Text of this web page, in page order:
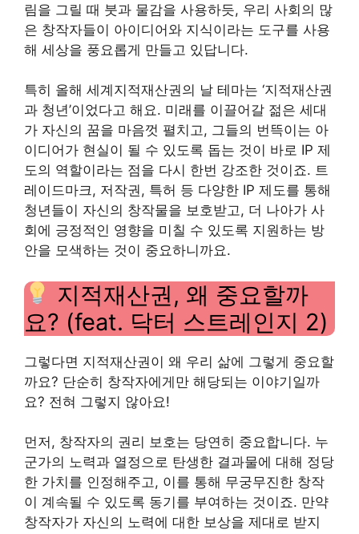
림을 그릴 때 붓과 물감을 사용하듯, 우리 사회의 많
은 창작자들이 아이디어와 지식이라는 도구를 사용
해 세상을 풍요롭게 만들고 있답니다.
특히 올해 세계지적재산권의 날 테마는 ‘지적재산권
과 청년’이었다고 해요. 미래를 이끌어갈 젊은 세대
가 자신의 꿈을 마음껏 펼치고, 그들의 번뜩이는 아
이디어가 현실이 될 수 있도록 돕는 것이 바로 IP 제
도의 역할이라는 점을 다시 한번 강조한 것이죠. 트
레이드마크, 저작권, 특허 등 다양한 IP 제도를 통해
청년들이 자신의 창작물을 보호받고, 더 나아가 사
회에 긍정적인 영향을 미칠 수 있도록 지원하는 방
안을 모색하는 것이 중요하니까요.
지적재산권, 왜 중요할까
요? (feat. 닥터 스트레인지 2)
그렇다면 지적재산권이 왜 우리 삶에 그렇게 중요할
까요? 단순히 창작자에게만 해당되는 이야기일까
요? 전혀 그렇지 않아요!
먼저, 창작자의 권리 보호는 당연히 중요합니다. 누
군가의 노력과 열정으로 탄생한 결과물에 대해 정당
한 가치를 인정해주고, 이를 통해 무궁무진한 창작
이 계속될 수 있도록 동기를 부여하는 것이죠. 만약
창작자가 자신의 노력에 대한 보상을 제대로 받지